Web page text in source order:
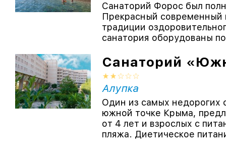
Санаторий Форос был
Прекрасный современный
традиции
санатория оборудованы
Санаторий
Алупка
Один из самых недорогих
южной точке Крыма,
от 4 лет и взрослых с
пляжа. Диетическое